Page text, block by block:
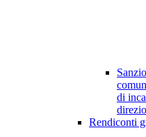
di
Rendiconti